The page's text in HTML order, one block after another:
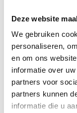
Deze website
We gebruiken
personaliseren,
en om ons
informatie over
partners voor
partners kunnen
informatie die u
Application error: a
loading